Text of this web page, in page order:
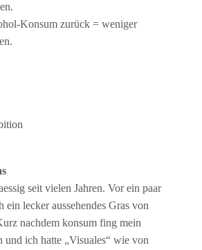
Konsum zurück = weniger
seit vielen Jahren. Vor ein paar
ein lecker aussehendes Gras von
nachdem konsum fing mein
und ich hatte „Visuales“ wie von